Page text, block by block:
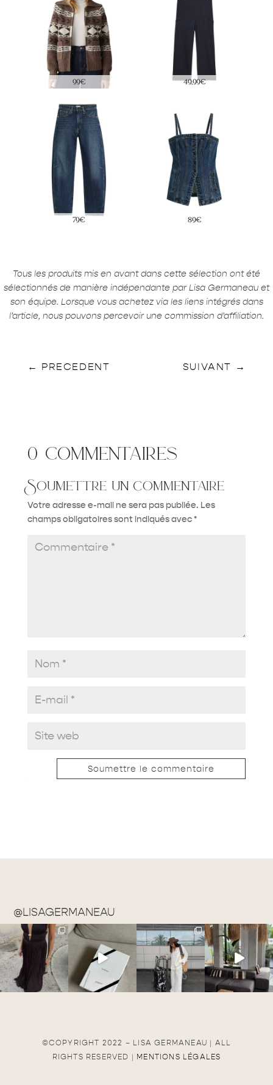
99€
79€
49,99€
89€
Tous les produits mis en avant dans cette sélection ont été
sélectionnés de manière indépendante par Lisa Germaneau et
son équipe. Lorsque vous achetez via les liens intégrés dans
l’article, nous pouvons percevoir une commission d’affiliation.
← PRECEDENT SUIVANT →
0 commentaires
Soumettre un commentaire
Votre adresse e-mail ne sera pas publiée. Les
champs obligatoires sont indiqués avec*
Soumettre le commentaire
@LISAGERMANEAU
©COPYRIGHT 2022 – LISA GERMANEAU | ALL
RIGHTS RESERVED | MENTIONS LÉGALES